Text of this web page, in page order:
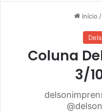
Início /
Coluna
3/